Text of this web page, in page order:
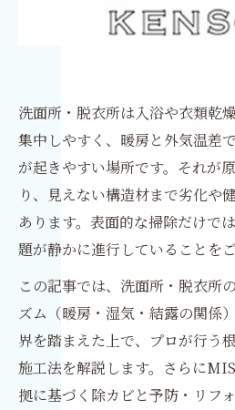
洗面所・脱衣所は入浴や衣類乾
集中しやすく、暖房と外気温差
が起きやすい場所です。それが
り、見えない構造材まで劣化や
あります。表面的な掃除だけで
題が静かに進行していることを
この記事では、洗面所・脱衣所
ズム（暖房・湿気・結露の関係
界を踏まえた上で、プロが行う
施工法を解説します。さらに
拠に基づく除カビと予防・リフ